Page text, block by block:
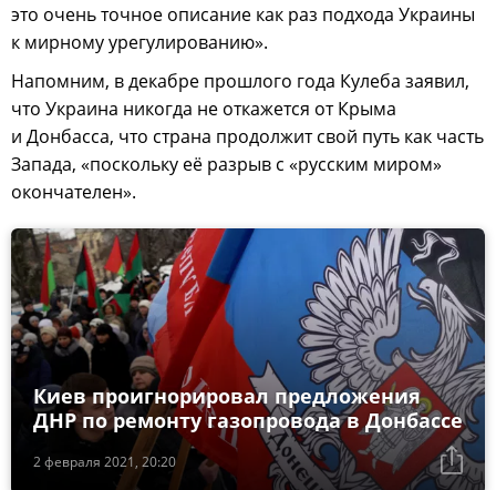
это очень точное описание как раз подхода Украины
к мирному урегулированию».
Напомним, в декабре прошлого года Кулеба заявил,
что Украина никогда не откажется от Крыма
и Донбасса, что страна продолжит свой путь как часть
Запада, «поскольку её разрыв с «русским миром»
окончателен».
2 февраля 2021, 20:20
Киев проигнорировал предложения
ДНР по ремонту газопровода в Донбассе